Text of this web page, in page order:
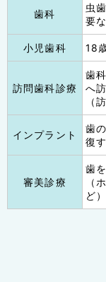
歯科
虫
要
小児歯科 18
訪問歯科診療
歯
へ
（
インプラント
歯
復
審美診療
歯
（
ど）